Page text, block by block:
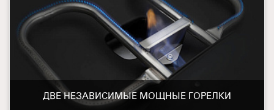
ДВЕ НЕЗАВИСИМЫЕ МОЩНЫЕ ГОРЕЛКИ